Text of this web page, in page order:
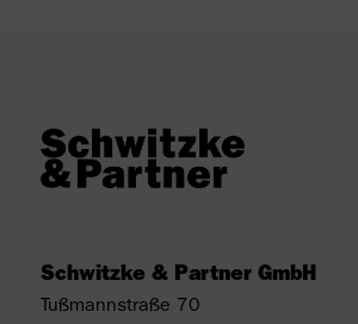
Schwitzke & Partner GmbH
Tußmannstraße 70